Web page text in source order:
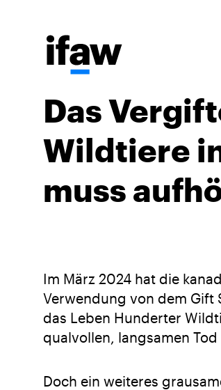
Das
Wildtiere
muss
Im März 2024 hat die
Verwendung von dem
das Leben Hunderter
qualvollen, langsamen
Doch ein weiteres